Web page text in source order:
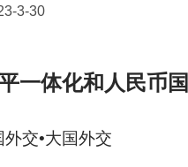
3-30
一体化和人民币
交•大国外交